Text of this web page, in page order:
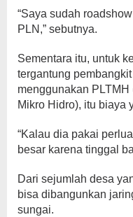
“Saya sudah
PLN,” sebutnya.
Sementara itu, untuk
tergantung
menggunakan
Mikro Hidro), itu biaya
“Kalau dia pakai
besar karena tinggal
Dari sejumlah desa
bisa dibangunkan
sungai.